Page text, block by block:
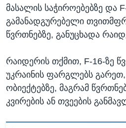
მასალის საჭიროებებზე და
გამანადგურებელი
წვრთნებზე, განუცხადა
რაიდერის თქმით, F-16-ზე
უკრაინის ფარგლებს
ობიექტებზე, მაგრამ
კვირების ან თვეების